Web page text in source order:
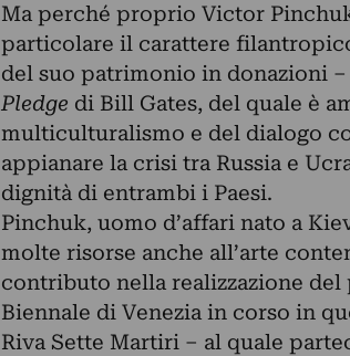
Ma perché proprio Victor
particolare il carattere
del suo patrimonio in donazioni
Pledge di Bill Gates, del quale è
multiculturalismo e del dialogo
appianare la crisi tra Russia e
dignità di entrambi i Paesi.
Pinchuk, uomo d’affari nato a
molte risorse anche all’arte
contributo nella realizzazione del
Biennale di Venezia in corso in
Riva Sette Martiri – al quale